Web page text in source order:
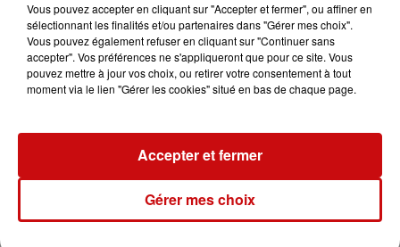
DES'REE
You Gotta Be
MARC LAVOINE
Bascule Avec Moi
JOHNNY HALLYDAY
Je Te Promets
L'HOROSCOPE
Vous pouvez accepter en cliquant sur "Accepter et fermer", ou affiner en
sélectionnant les finalités et/ou partenaires dans "Gérer mes choix".
Vous pouvez également refuser en cliquant sur "Continuer sans
accepter". Vos préférences ne s'appliqueront que pour ce site. Vous
pouvez mettre à jour vos choix, ou retirer votre consentement à tout
moment via le lien "Gérer les cookies" situé en bas de chaque page.
Gérer mes choix
Accepter et fermer